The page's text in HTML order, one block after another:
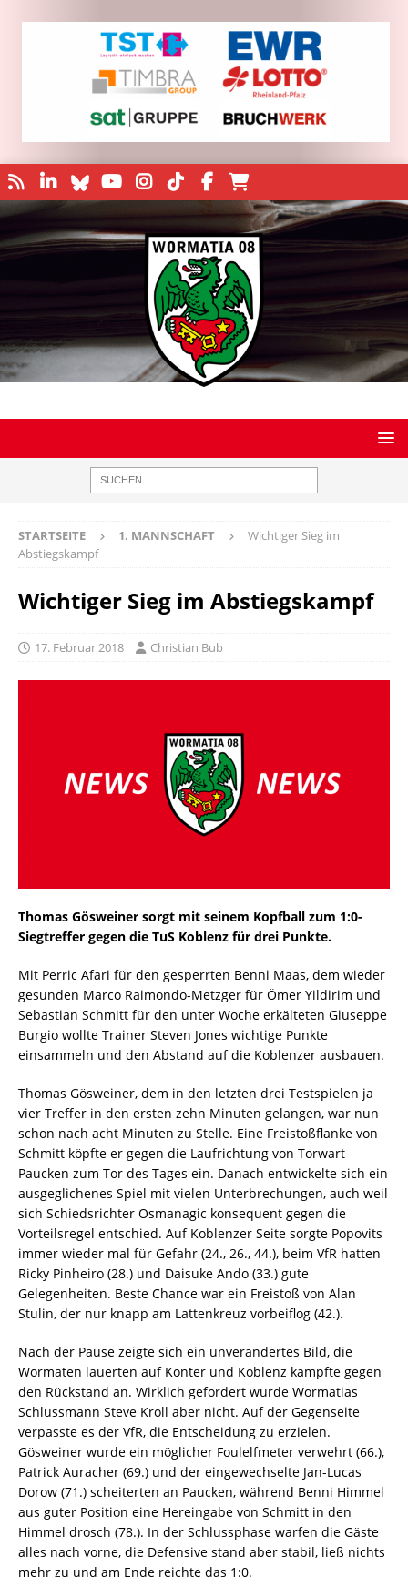
STARTSEITE 1. MANNSCHAFT
Wichtiger Sieg im
Abstiegskampf
Wichtiger Sieg im Abstiegskampf
17. Februar 2018 Christian Bub
Thomas Gösweiner sorgt mit seinem Kopfball zum 1:0-
Siegtreffer gegen die TuS Koblenz für drei Punkte.
Mit Perric Afari für den gesperrten Benni Maas, dem wieder
gesunden Marco Raimondo-Metzger für Ömer Yildirim und
Sebastian Schmitt für den unter Woche erkälteten Giuseppe
Burgio wollte Trainer Steven Jones wichtige Punkte
einsammeln und den Abstand auf die Koblenzer ausbauen.
Thomas Gösweiner, dem in den letzten drei Testspielen ja
vier Treffer in den ersten zehn Minuten gelangen, war nun
schon nach acht Minuten zu Stelle. Eine Freistoßflanke von
Schmitt köpfte er gegen die Laufrichtung von Torwart
Paucken zum Tor des Tages ein. Danach entwickelte sich ein
ausgeglichenes Spiel mit vielen Unterbrechungen, auch weil
sich Schiedsrichter Osmanagic konsequent gegen die
Vorteilsregel entschied. Auf Koblenzer Seite sorgte Popovits
immer wieder mal für Gefahr (24., 26., 44.), beim VfR hatten
Ricky Pinheiro (28.) und Daisuke Ando (33.) gute
Gelegenheiten. Beste Chance war ein Freistoß von Alan
Stulin, der nur knapp am Lattenkreuz vorbeiflog (42.).
Nach der Pause zeigte sich ein unverändertes Bild, die
Wormaten lauerten auf Konter und Koblenz kämpfte gegen
den Rückstand an. Wirklich gefordert wurde Wormatias
Schlussmann Steve Kroll aber nicht. Auf der Gegenseite
verpasste es der VfR, die Entscheidung zu erzielen.
Gösweiner wurde ein möglicher Foulelfmeter verwehrt (66.),
Patrick Auracher (69.) und der eingewechselte Jan-Lucas
Dorow (71.) scheiterten an Paucken, während Benni Himmel
aus guter Position eine Hereingabe von Schmitt in den
Himmel drosch (78.). In der Schlussphase warfen die Gäste
alles nach vorne, die Defensive stand aber stabil, ließ nichts
mehr zu und am Ende reichte das 1:0.